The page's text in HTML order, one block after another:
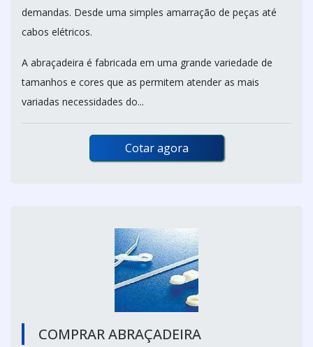
demandas. Desde uma simples amarração de peças até
cabos elétricos.
A abraçadeira é fabricada em uma grande variedade de
tamanhos e cores que as permitem atender as mais
variadas necessidades do...
Cotar agora
COMPRAR ABRAÇADEIRA